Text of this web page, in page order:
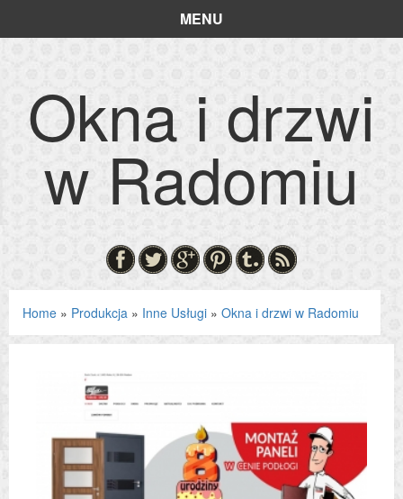
MENU
Okna i drzwi
w Radomiu
Home » Produkcja » Inne Usługi » Okna i drzwi w Radomiu